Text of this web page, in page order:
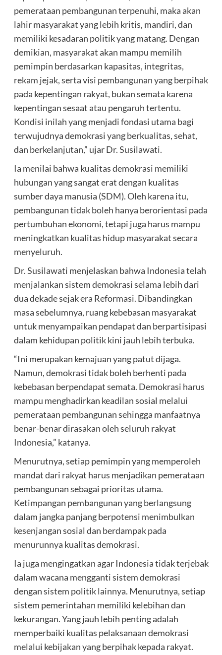
pemerataan pembangunan terpenuhi, maka akan
lahir masyarakat yang lebih kritis, mandiri, dan
memiliki kesadaran politik yang matang. Dengan
demikian, masyarakat akan mampu memilih
pemimpin berdasarkan kapasitas, integritas,
rekam jejak, serta visi pembangunan yang berpihak
pada kepentingan rakyat, bukan semata karena
kepentingan sesaat atau pengaruh tertentu.
Kondisi inilah yang menjadi fondasi utama bagi
terwujudnya demokrasi yang berkualitas, sehat,
dan berkelanjutan,” ujar Dr. Susilawati.
Ia menilai bahwa kualitas demokrasi memiliki
hubungan yang sangat erat dengan kualitas
sumber daya manusia (SDM). Oleh karena itu,
pembangunan tidak boleh hanya berorientasi pada
pertumbuhan ekonomi, tetapi juga harus mampu
meningkatkan kualitas hidup masyarakat secara
menyeluruh.
Dr. Susilawati menjelaskan bahwa Indonesia telah
menjalankan sistem demokrasi selama lebih dari
dua dekade sejak era Reformasi. Dibandingkan
masa sebelumnya, ruang kebebasan masyarakat
untuk menyampaikan pendapat dan berpartisipasi
dalam kehidupan politik kini jauh lebih terbuka.
“Ini merupakan kemajuan yang patut dijaga.
Namun, demokrasi tidak boleh berhenti pada
kebebasan berpendapat semata. Demokrasi harus
mampu menghadirkan keadilan sosial melalui
pemerataan pembangunan sehingga manfaatnya
benar-benar dirasakan oleh seluruh rakyat
Indonesia,” katanya.
Menurutnya, setiap pemimpin yang memperoleh
mandat dari rakyat harus menjadikan pemerataan
pembangunan sebagai prioritas utama.
Ketimpangan pembangunan yang berlangsung
dalam jangka panjang berpotensi menimbulkan
kesenjangan sosial dan berdampak pada
menurunnya kualitas demokrasi.
Ia juga mengingatkan agar Indonesia tidak terjebak
dalam wacana mengganti sistem demokrasi
dengan sistem politik lainnya. Menurutnya, setiap
sistem pemerintahan memiliki kelebihan dan
kekurangan. Yang jauh lebih penting adalah
memperbaiki kualitas pelaksanaan demokrasi
melalui kebijakan yang berpihak kepada rakyat.